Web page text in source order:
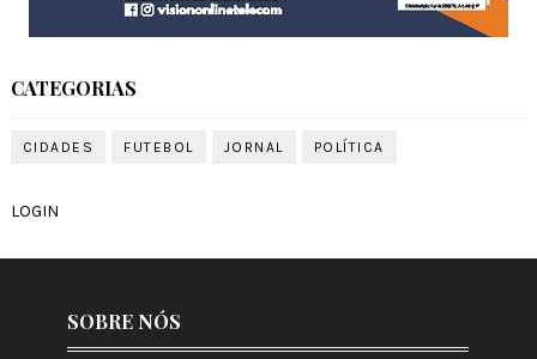
CATEGORIAS
CIDADES FUTEBOL JORNAL POLÍTICA
LOGIN
SOBRE NÓS